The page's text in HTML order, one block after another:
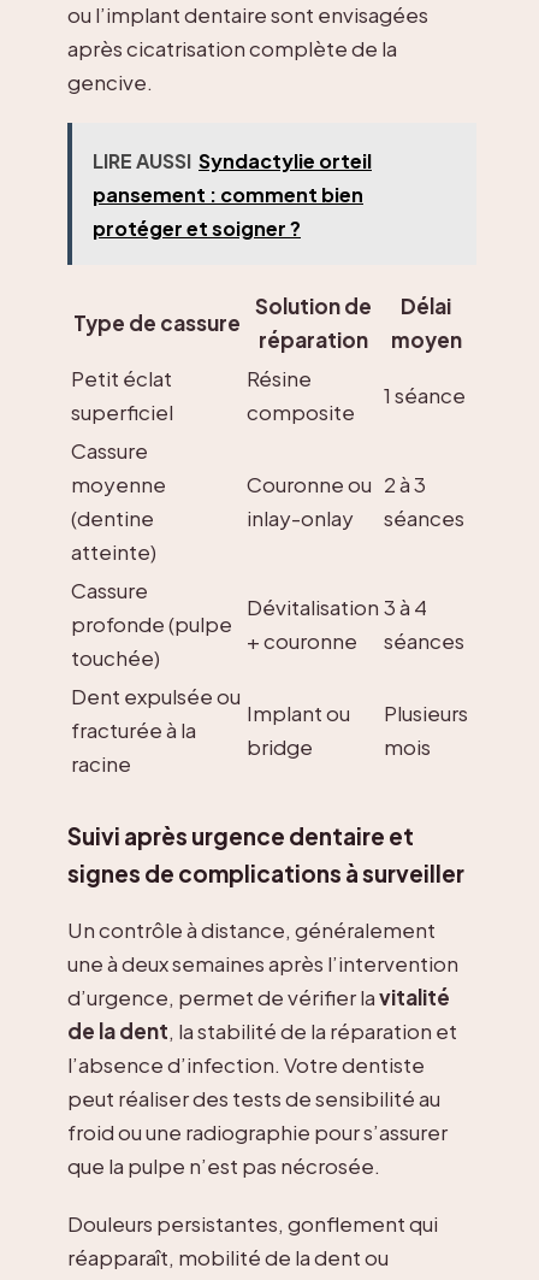
ou l’implant dentaire sont envisagées
après cicatrisation complète de la
gencive.
LIRE AUSSI Syndactylie orteil
pansement : comment bien
protéger et soigner ?
Type de cassure
Solution de
réparation
Délai
moyen
Petit éclat
superficiel
Résine
composite
1 séance
Cassure
moyenne
(dentine
atteinte)
Couronne ou
inlay-onlay
2 à 3
séances
Cassure
profonde (pulpe
touchée)
Dévitalisation
+ couronne
3 à 4
séances
Dent expulsée ou
fracturée à la
racine
Implant ou
bridge
Plusieurs
mois
Suivi après urgence dentaire et
signes de complications à surveiller
Un contrôle à distance, généralement
une à deux semaines après l’intervention
d’urgence, permet de vérifier lavitalité
de la dent, la stabilité de la réparation et
l’absence d’infection. Votre dentiste
peut réaliser des tests de sensibilité au
froid ou une radiographie pour s’assurer
que la pulpe n’est pas nécrosée.
Douleurs persistantes, gonflement qui
réapparaît, mobilité de la dent ou